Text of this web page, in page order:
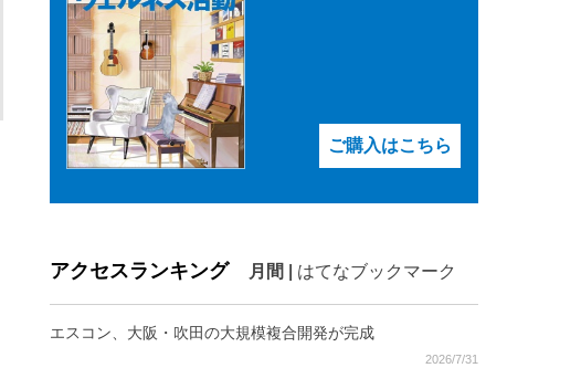
ご購入はこちら
アクセスランキング 月間 はてなブックマーク
エスコン、大阪・吹田の大規模複合開発が完成
2026/7/31